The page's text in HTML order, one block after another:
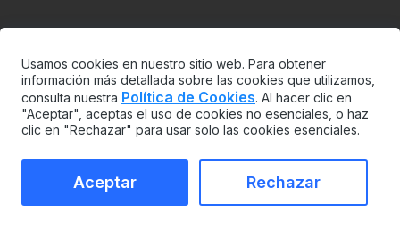
Usamos cookies en nuestro sitio web. Para obtener
información más detallada sobre las cookies que utilizamos,
consulta nuestra Política de Cookies. Al hacer clic en
"Aceptar", aceptas el uso de cookies no esenciales, o haz
clic en "Rechazar" para usar solo las cookies esenciales.
Aceptar Rechazar